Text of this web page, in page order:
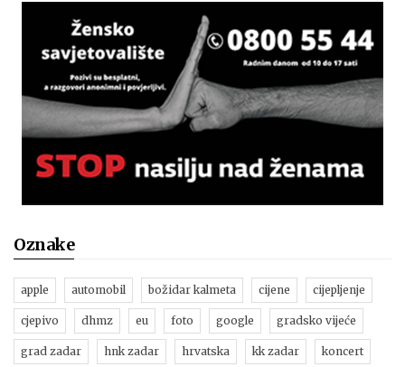
Oznake
apple automobil božidar kalmeta cijene cijepljenje
cjepivo dhmz eu foto google gradsko vijeće
grad zadar hnk zadar hrvatska kk zadar koncert